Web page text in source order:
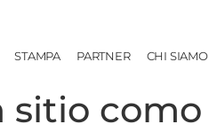
STAMPA PARTNER CHI SIAMO
sitio como